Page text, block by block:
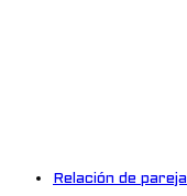
Relación de pareja